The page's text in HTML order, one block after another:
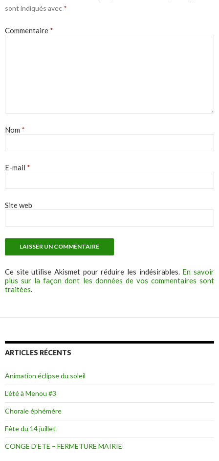
sont indiqués avec *
Commentaire *
Nom *
E-mail *
Site web
Ce site utilise Akismet pour réduire les indésirables. En savoir
plus sur la façon dont les données de vos commentaires sont
traitées.
ARTICLES RÉCENTS
Animation éclipse du soleil
L’été à Menou #3
Chorale éphémère
Fête du 14 juillet
CONGE D’ETE – FERMETURE MAIRIE